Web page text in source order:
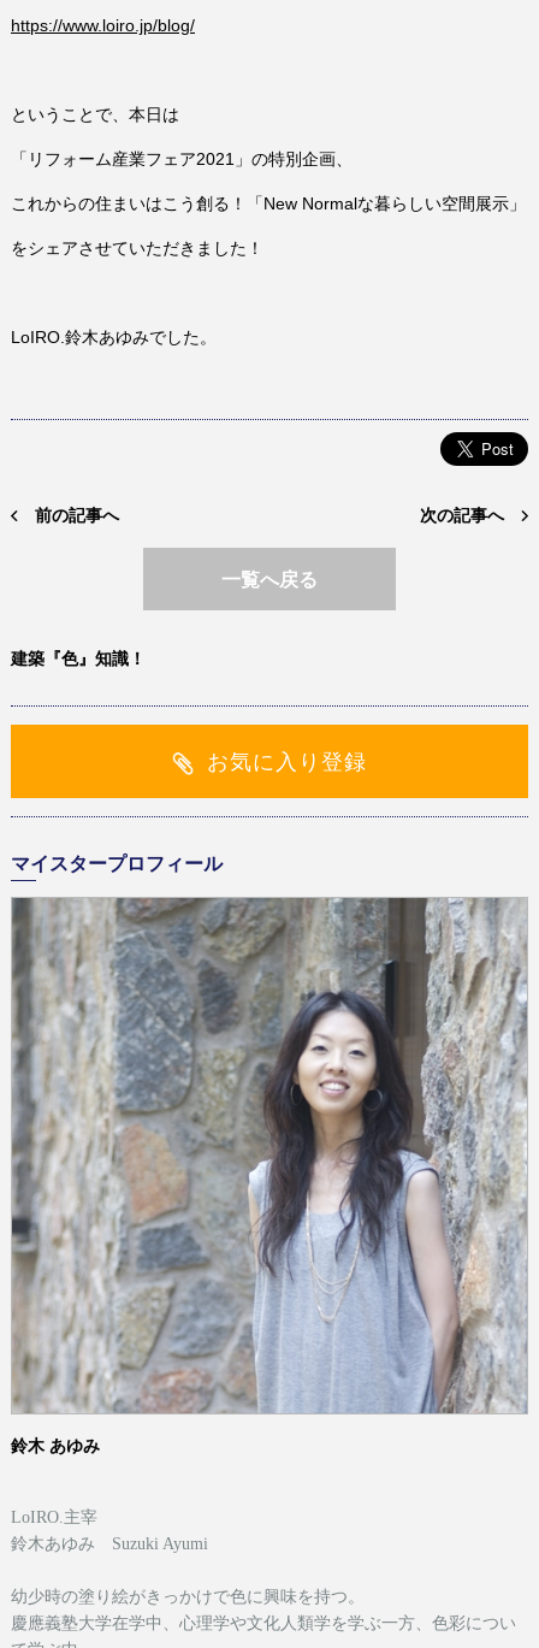
https://www.loiro.jp/blog/
ということで、本日は
「リフォーム産業フェア2021」の特別企画、
これからの住まいはこう創る！「New Normalな暮らしい空間展示」
をシェアさせていただきました！
LoIRO.鈴木あゆみでした。
前の記事へ 次の記事へ
一覧へ戻る
建築『色』知識！
お気に入り登録
マイスタープロフィール
鈴木 あゆみ
LoIRO.主宰
鈴木あゆみ Suzuki Ayumi
幼少時の塗り絵がきっかけで色に興味を持つ。
慶應義塾大学在学中、心理学や文化人類学を学ぶ一方、色彩につい